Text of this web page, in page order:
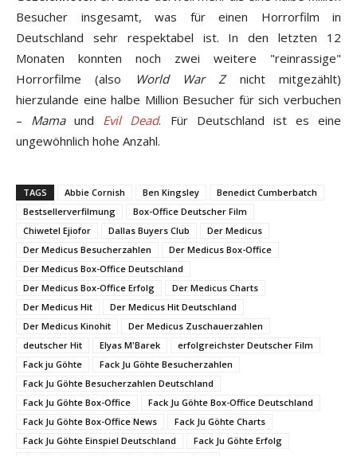
Besucher insgesamt, was für einen Horrorfilm in
Deutschland sehr respektabel ist. In den letzten 12
Monaten konnten noch zwei weitere "reinrassige"
Horrorfilme (also
World War Znicht mitgezählt)
hierzulande eine halbe Million Besucher für sich verbuchen
– Mamaund Evil Dead. Für Deutschland ist es eine
ungewöhnlich hohe Anzahl.
TAGS Abbie Cornish Ben Kingsley
Benedict Cumberbatch
Bestsellerverfilmung
Box-Office Deutscher Film
Chiwetel Ejiofor
Dallas Buyers Club
Der Medicus
Der Medicus Besucherzahlen
Der Medicus Box-Office
Der Medicus Box-Office Deutschland
Der Medicus Box-Office Erfolg
Der Medicus Charts
Der Medicus Hit
Der Medicus Hit Deutschland
Der Medicus Kinohit
Der Medicus Zuschauerzahlen
deutscher Hit
Elyas M'Barek
erfolgreichster Deutscher Film
Fack ju Göhte
Fack Ju Göhte Besucherzahlen
Fack Ju Göhte Besucherzahlen Deutschland
Fack Ju Göhte Box-Office
Fack Ju Göhte Box-Office Deutschland
Fack Ju Göhte Box-Office News
Fack Ju Göhte Charts
Fack Ju Göhte Einspiel Deutschland
Fack Ju Göhte Erfolg